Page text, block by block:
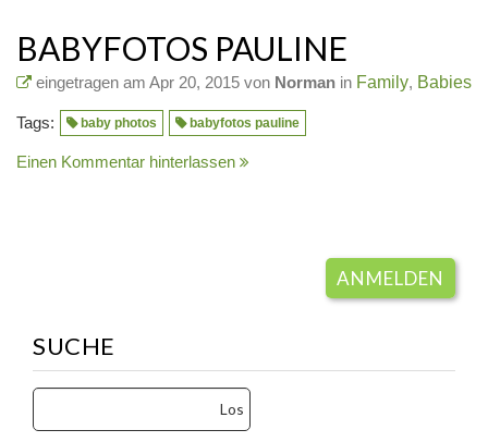
BABYFOTOS PAULINE
eingetragen am Apr 20, 2015 von Norman in Family, Babies
Tags: baby photos babyfotos pauline
Einen Kommentar hinterlassen
ANMELDEN
SUCHE